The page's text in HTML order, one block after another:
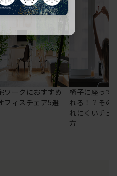
ワークにおすすめ
フィスチェア5選
椅子に座って
れる！？その
れにくいチェ
方